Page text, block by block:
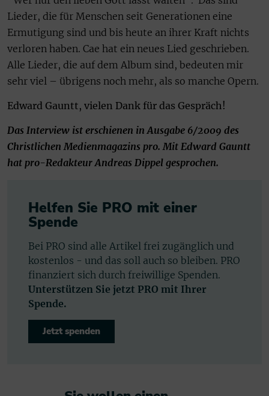
Lieder, die für Menschen seit Generationen eine
Ermutigung sind und bis heute an ihrer Kraft nichts
verloren haben. Cae hat ein neues Lied geschrieben.
Alle Lieder, die auf dem Album sind, bedeuten mir
sehr viel – übrigens noch mehr, als so manche Opern.
Edward Gauntt, vielen Dank für das Gespräch!
Das Interview ist erschienen in Ausgabe 6/2009 des
Christlichen Medienmagazins pro. Mit Edward Gauntt
hat pro-Redakteur Andreas Dippel gesprochen.
Helfen Sie PRO mit einer
Spende
Bei PRO sind alle Artikel frei zugänglich und
kostenlos - und das soll auch so bleiben. PRO
finanziert sich durch freiwillige Spenden.
Unterstützen Sie jetzt PRO mit Ihrer
Spende.
Jetzt spenden